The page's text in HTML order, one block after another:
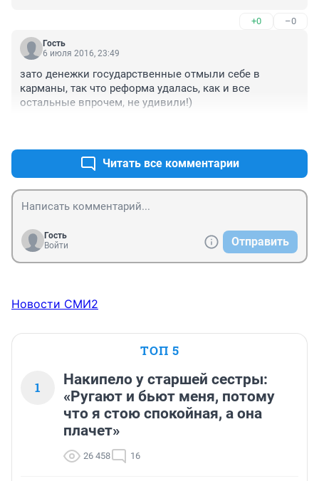
города и области, которые бездумно кинулись
выполнять директивы вышестоящего руководства.
Ни у кого из них не хватило ума и смелости
Родины.
+0 –0
Гость
6 июля 2016, 23:49
зато денежки государственные отмыли себе в
карманы, так что реформа удалась, как и все
остальные впрочем, не удивили!)
Читать все комментарии
Гость
Войти
Отправить
Новости СМИ2
ТОП 5
1
Накипело у старшей сестры:
«Ругают и бьют меня, потому
что я стою спокойная, а она
плачет»
26 458 16